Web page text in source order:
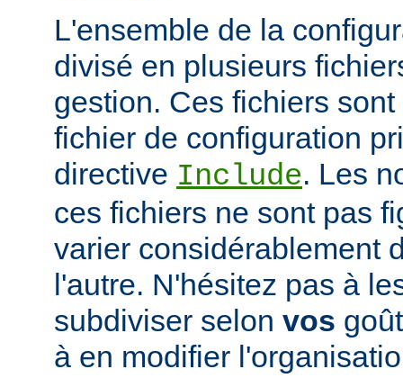
L'ensemble de la
divisé en plusieurs
gestion. Ces fichiers
fichier de configuration
directive Include. Les
ces fichiers ne sont pas
varier considérablement
l'autre. N'hésitez pas à
subdiviser selon vos
à en modifier